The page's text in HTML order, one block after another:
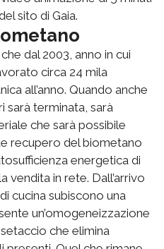
sito di Gaia.
dal 2003, anno in cui
circa 24 mila
all’anno. Quando anche
sarà terminata, sarà
che sarà possibile
recupero del biometano
energetica di
vendita in rete. Dall’arrivo
cucina subiscono una
un’omogeneizzazione
che elimina